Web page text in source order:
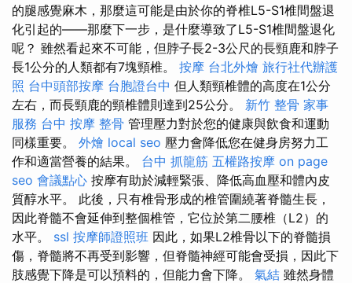
的腿感覺麻木，那麼這可能是由於你的脊椎L5-S1椎間盤退
化引起的——那麼下一步，是什麼導致了L5-S1椎間盤退化
呢？ 雖然看起來不可能，但脖子長2-3公尺的長頸鹿和脖子
長1公分的人類都有7塊頸椎。 按摩 台北外燴 旅行社代辦護
照 台中頭部按摩 台胞證台中 但人類頸椎體的高度在1公分
左右，而長頸鹿的頸椎體則達到25公分。 新竹 整骨 家事
服務 台中 按摩 整骨 管理壓力對於您的健康與飲食和運動
同樣重要。 外燴 local seo 壓力會降低您在健身房努力工
作和適當營養的結果。 台中 抓龍筋 五權路按摩 on page
seo 會議點心 按摩有助於減輕緊張、降低高血壓和體內皮
質醇水平。 此後，只有椎骨形成的椎管圍繞著脊髓生長，
因此脊髓不會延伸到整個椎管，它位於第二腰椎（L2）的
水平。 ssl 按摩師證照班 因此，如果L2椎骨以下的脊髓損
傷，脊髓將不再受到影響，但脊髓神經可能會受損，因此下
肢感覺下降是可以預料的，但能力會下降。 氣結 雖然身體